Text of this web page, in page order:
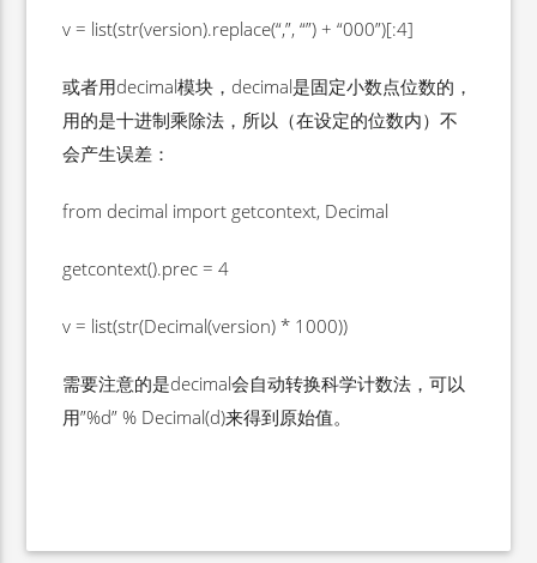
v = list(str(version).replace(“,”, “”) + “000”)[:4]
或者用decimal模块，decimal是固定小数点位数的，
用的是十进制乘除法，所以（在设定的位数内）不
会产生误差：
from decimal import getcontext, Decimal
getcontext().prec = 4
v = list(str(Decimal(version) * 1000))
需要注意的是decimal会自动转换科学计数法，可以
用”%d” % Decimal(d)来得到原始值。